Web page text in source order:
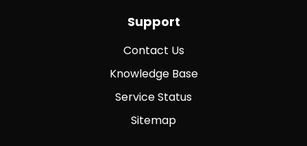
Support
Contact Us
Knowledge Base
Service Status
Sitemap